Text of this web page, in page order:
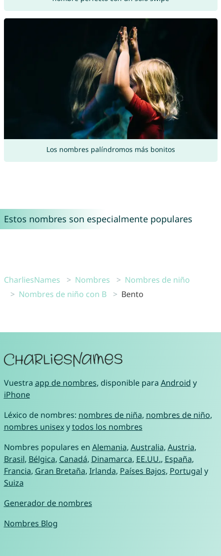
Los nombres palíndromos más bonitos
Estos nombres son especialmente populares
CharliesNames Nombres
Nombres de niño
Nombres de niño con B
Bento
Vuestra app de nombres, disponible para Android y
iPhone
Léxico de nombres: nombres de niña, nombres de niño,
nombres unisexytodos los nombres
Nombres populares en Alemania, Australia, Austria,
Brasil, Bélgica, Canadá, Dinamarca, EE.UU., España,
Francia, Gran Bretaña, Irlanda, Países Bajos, Portugal y
Suiza
Generador de nombres
Nombres Blog